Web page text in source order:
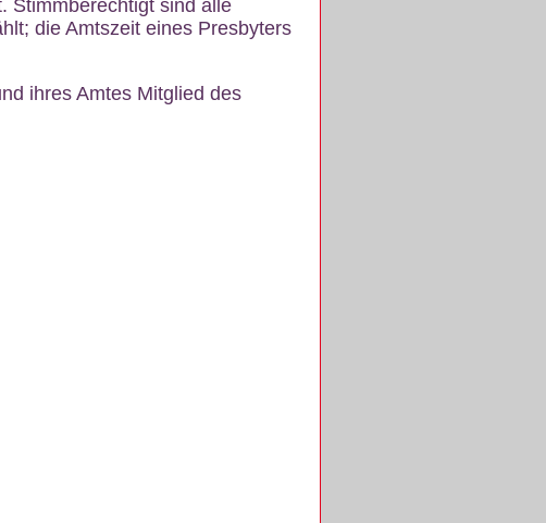
Stimmberechtigt sind alle
die Amtszeit eines Presbyters
ihres Amtes Mitglied des